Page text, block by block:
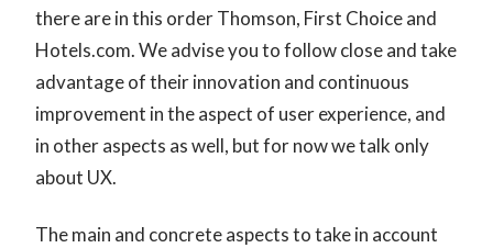
there are in this order Thomson, First Choice and
Hotels.com. We advise you to follow close and take
advantage of their innovation and continuous
improvement in the aspect of user experience, and
in other aspects as well, but for now we talk only
about UX.
The main and concrete aspects to take in account